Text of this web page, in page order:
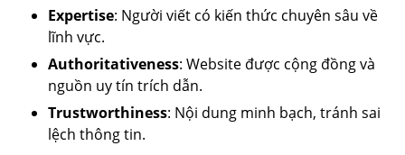
Expertise: Người viết có kiến thức chuyên sâu về
lĩnh vực.
Authoritativeness: Website được cộng đồng và
nguồn uy tín trích dẫn.
Trustworthiness: Nội dung minh bạch, tránh sai
lệch thông tin.